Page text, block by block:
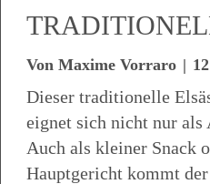
Von Maxime Vorraro |
Dieser traditionelle
eignet sich nicht nur als
Auch als kleiner Snack
Hauptgericht kommt